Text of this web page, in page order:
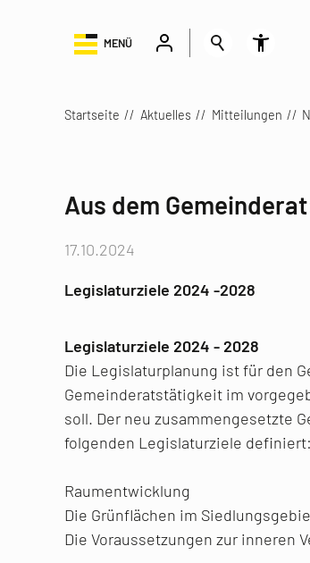
MENÜ
Startseite Aktuelles Mitteilungen
Aus dem
17.10.2024
Legislaturziele 2024 -2028
Legislaturziele 2024 - 2028
Die Legislaturplanung ist für den
Gemeinderatstätigkeit im
soll. Der neu zusammengesetzte
folgenden Legislaturziele definiert:
Raumentwicklung
Die Grünflächen im
Die Voraussetzungen zur inneren